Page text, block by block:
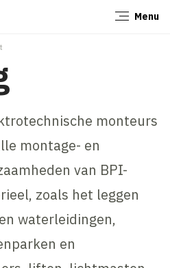
Menu
monteurs
montage- en
van BPI-
zoals het leggen
waterleidingen,
en
Sluiten